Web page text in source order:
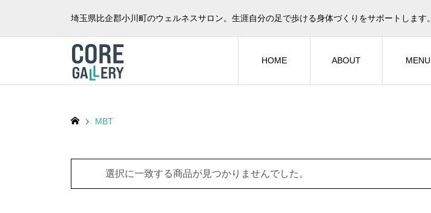
埼玉県比企郡小川町のウェルネスサロン。生涯自分の足で歩ける身体づくりをサポートします。
HOME ABOUT MENU
MBT
選択に一致する商品が見つかりませんでした。